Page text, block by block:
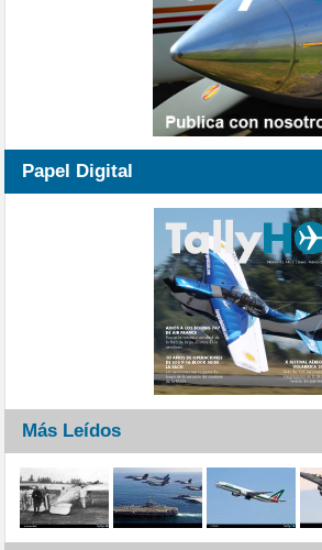
Papel Digital
Más Leídos